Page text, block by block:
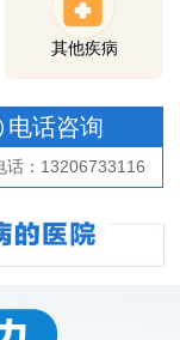
其他疾病
电话咨询
话：13206733116